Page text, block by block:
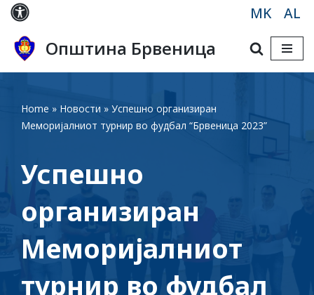
Skip
to
content
MK AL
Општина Брвеница
Home » Новости » Успешно организиран
Меморијалниот турнир во фудбал “Брвеница 2023”
Успешно
организиран
Меморијалниот
турнир во фудбал